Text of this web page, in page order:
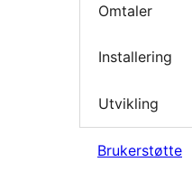
Omtaler
Installering
Utvikling
Brukerstøtte